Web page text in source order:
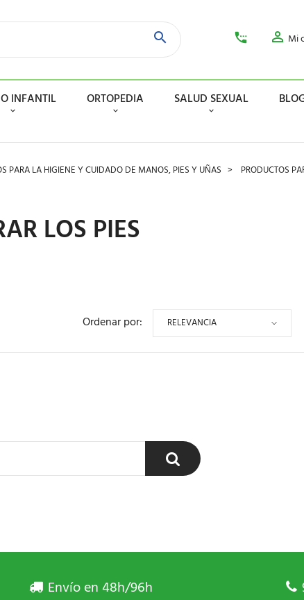
Mi
INFANTIL ORTOPEDIA SALUD SEXUAL
PARA LA HIGIENE Y CUIDADO DE MANOS, PIES Y UÑAS PRODUCTOS
LOS PIES
Ordenar por: RELEVANCIA
Envío en 48h/96h